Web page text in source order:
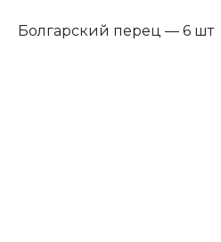
Болгарский перец — 6 шт